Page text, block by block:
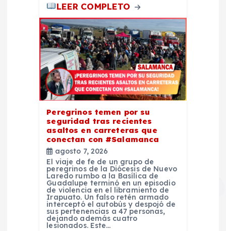
LEER COMPLETO
Peregrinos temen por su
seguridad tras recientes
asaltos en carreteras que
conectan con #Salamanca
agosto 7, 2026
El viaje de fe de un grupo de
peregrinos de la Diócesis de Nuevo
Laredo rumbo a la Basílica de
Guadalupe terminó en un episodio
de violencia en el libramiento de
Irapuato. Un falso retén armado
interceptó el autobús y despojó de
sus pertenencias a 47 personas,
dejando además cuatro
lesionados. Este…